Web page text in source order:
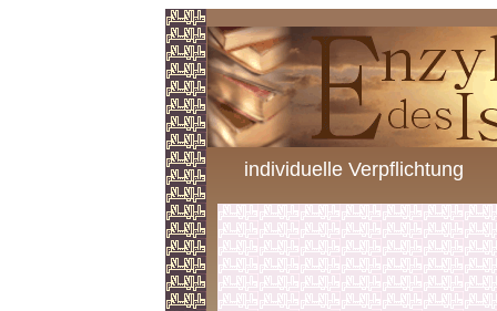
individuelle Verpflichtung